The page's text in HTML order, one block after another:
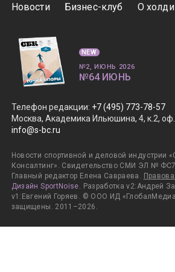
Новости Бизнес-клуб О
Телефон редакции: +7 (495) 773-78-57
Москва, Академика Ильюшина, 4, к.2,
info@s-bc.ru
Новости спортивной и деловой индустрии
Консалтинг». Свидетельство СМИ ЭЛ №
Главный редактор Елена Савраева.
Дизайн SportNoise. Разработка v2:Андрей
v1:Евгений Горяев. © ООО ИД
защищены. 2011–2026.
NEW
№2, ИЮНЬ 2026
№64 ИЮНЬ